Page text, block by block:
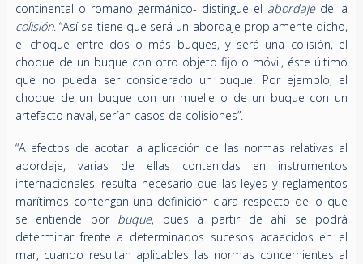
continental o romano germánico- distingue el abordajede la
colisión. “Así se tiene que será un abordaje propiamente dicho,
el choque entre dos o más buques, y será una colisión, el
choque de un buque con otro objeto fijo o móvil, éste último
que no pueda ser considerado un buque. Por ejemplo, el
choque de un buque con un muelle o de un buque con un
artefacto naval, serían casos de colisiones”.
“A efectos de acotar la aplicación de las normas relativas al
abordaje, varias de ellas contenidas en instrumentos
internacionales, resulta necesario que las leyes y reglamentos
marítimos contengan una definición clara respecto de lo que
se entiende porbuque, pues a partir de ahí se podrá
determinar frente a determinados sucesos acaecidos en el
mar, cuando resultan aplicables las normas concernientes al